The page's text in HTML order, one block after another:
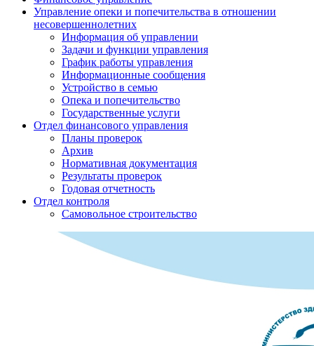
Управление опеки и попечительства в отношении
несовершеннолетних
Информация об управлении
Задачи и функции управления
График работы управления
Информационные сообщения
Устройство в семью
Опека и попечительство
Государственные услуги
Отдел финансового управления
Планы проверок
Архив
Нормативная документация
Результаты проверок
Годовая отчетность
Отдел контроля
Самовольное строительство